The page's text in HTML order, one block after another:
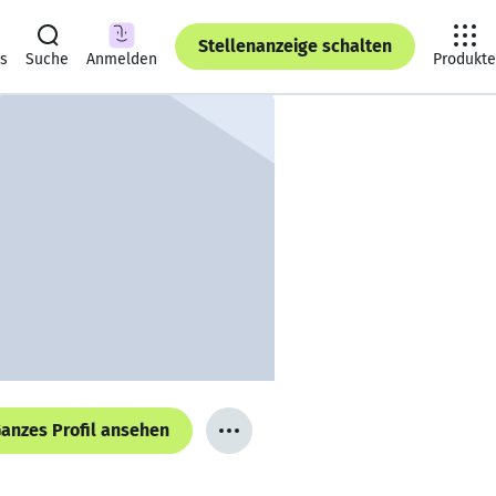
Suche Anmelden
Stellenanzeige schalten
Produkte
Profil ansehen